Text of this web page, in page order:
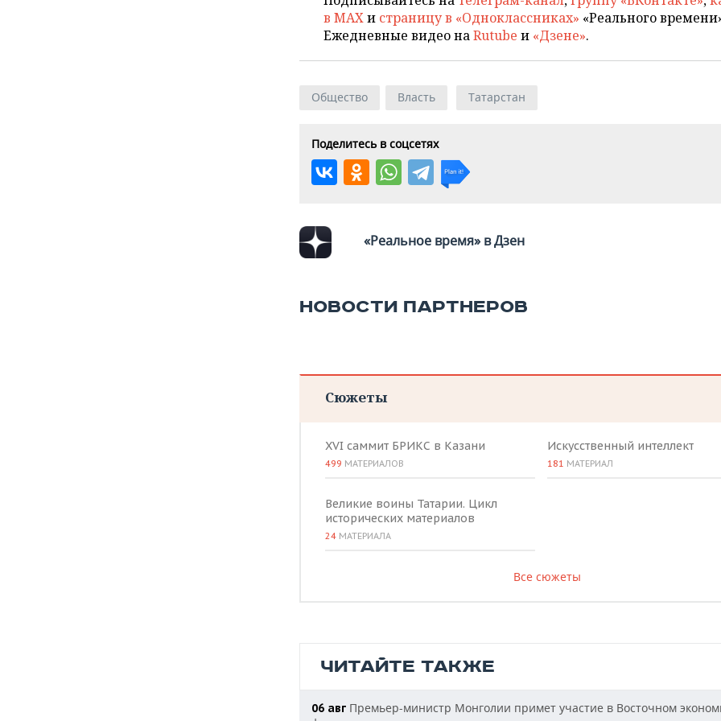
в MAXи страницу в «Одноклассниках» «Реального
Ежедневные видео наRutube и «Дзене».
Общество Власть Татарстан
Поделитесь в соцсетях
«Реальное время» в Дзен
НОВОСТИ ПАРТНЕРОВ
Сюжеты
XVI саммит БРИКС в Казани
499 МАТЕРИАЛОВ
Великие воины Татарии. Цикл
исторических материалов
24 МАТЕРИАЛА
Искусственный интеллект
181 МАТЕРИАЛ
Все сюжеты
ЧИТАЙТЕ ТАКЖЕ
06 авг Премьер-министр Монголии примет участие в Восточном